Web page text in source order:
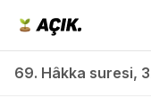
69. Hâkka suresi,